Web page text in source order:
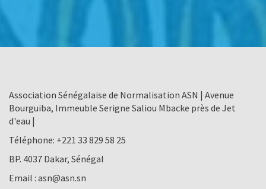
Association Sénégalaise de Normalisation ASN | Avenue
Bourguiba, Immeuble Serigne Saliou Mbacke près de Jet
d'eau |
Téléphone: +221 33 829 58 25
BP. 4037 Dakar, Sénégal
Email : asn@asn.sn